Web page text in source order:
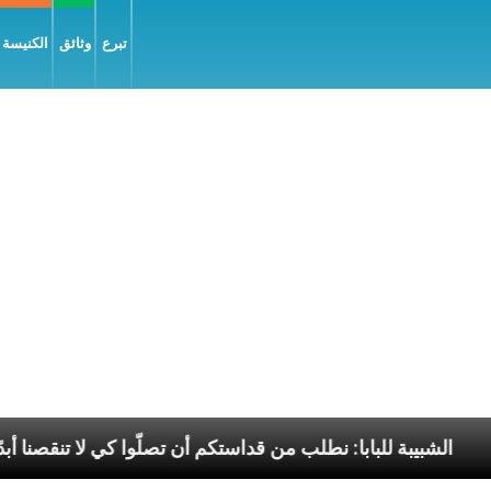
وثائق تبرع
الشبيبة للبابا: نطلب من قداستكم أن تصلّوا كي